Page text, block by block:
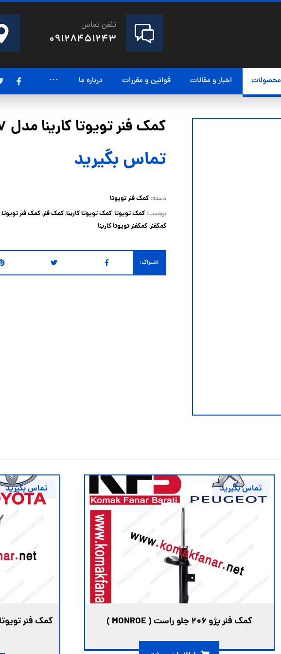
تلفن تماس
09128451243
محصولات اخبار و مقالات قوانین و مقررات درباره ما
کمک فنر تویوتا کارینا مدل 1977 تا 1979
تماس بگیرید
دسته: کمک فنر تویوتا
برچسب: کمک تویوتا,کمک تویوتا کارینا,کمک فنر,کمک فنر تویوتا,
کمکفنر,کمکفنر تویوتا کارینا
کمک فنر پژو ۲۰۶ جلو راست ( MONROE )
تماس بگیرید تماس بگیرید